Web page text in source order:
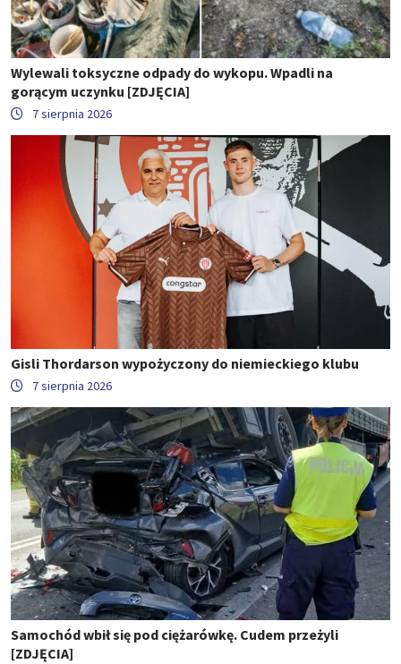
Wylewali toksyczne odpady do wykopu. Wpadli na
gorącym uczynku [ZDJĘCIA]
7 sierpnia 2026
Gisli Thordarson wypożyczony do niemieckiego klubu
7 sierpnia 2026
Samochód wbił się pod ciężarówkę. Cudem przeżyli
[ZDJĘCIA]